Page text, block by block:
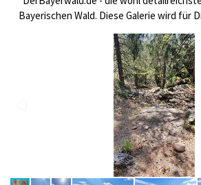
Bayerischen Wald. Diese Galerie wird für